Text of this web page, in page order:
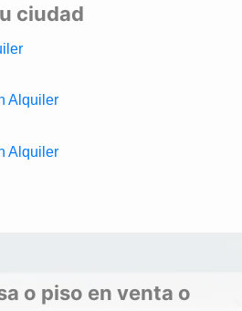
ciudad
Alquiler
Alquiler
o piso en venta o